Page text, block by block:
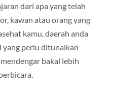
dari apa yang telah
kawan atau orang yang
kamu, daerah anda
yang perlu ditunaikan
bakal lebih